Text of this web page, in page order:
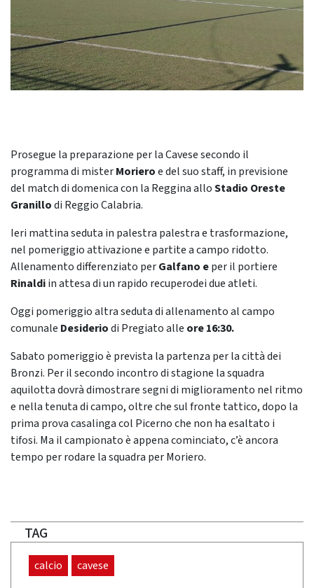
Prosegue la preparazione per la Cavese secondo il
programma di misterMorieroe del suo staff, in previsione
del match di domenica con la Reggina alloStadio Oreste
Granillodi Reggio Calabria.
Ieri mattina seduta in palestra palestra e trasformazione,
nel pomeriggio attivazione e partite a campo ridotto.
Allenamento differenziato perGalfano eper il portiere
Rinaldiin attesa di un rapido recuperodei due atleti.
Oggi pomeriggio altra seduta di allenamento al campo
comunale Desideriodi Pregiato alle ore 16:30.
Sabato pomeriggio è prevista la partenza per la città dei
Bronzi. Per il secondo incontro di stagione la squadra
aquilotta dovrà dimostrare segni di miglioramento nel ritmo
e nella tenuta di campo, oltre che sul fronte tattico, dopo la
prima prova casalinga col Picerno che non ha esaltato i
tifosi. Ma il campionato è appena cominciato, c’è ancora
tempo per rodare la squadra per Moriero.
TAG
calcio cavese